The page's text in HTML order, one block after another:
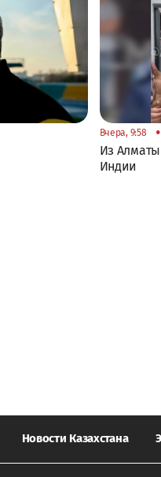
Вчера, 9:58 •
Из
Индии
Новости Казахстана